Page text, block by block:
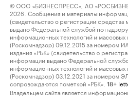
© ООО «БИЗНЕСПРЕСС», АО
2026. Сообщения и материалы
(свидетельство о регистрации
выдано Федеральной службой по
информационных технологий и массовых
(Роскомнадзор) 09.12.2015 за номером
издания «РБК» (свидетельство о
информации выдано Федеральной
информационных технологий и массовых
(Роскомнадзор) 03.12.2021 за номером
сопровождаются пометкой «РБК».
18+
Владельцем сайта является